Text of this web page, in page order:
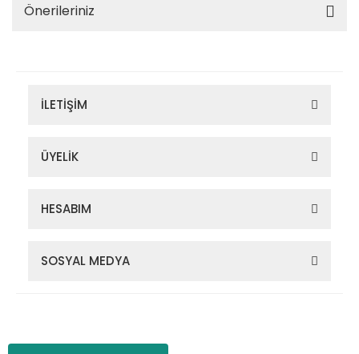
Önerileriniz
İLETİŞİM
ÜYELİK
HESABIM
SOSYAL MEDYA